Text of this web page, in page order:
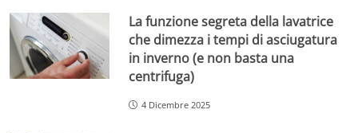
La funzione segreta della lavatrice
che dimezza i tempi di asciugatura
in inverno (e non basta una
centrifuga)
4 Dicembre 2025